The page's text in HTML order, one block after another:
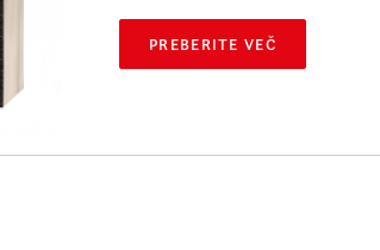
PREBERITE VEČ